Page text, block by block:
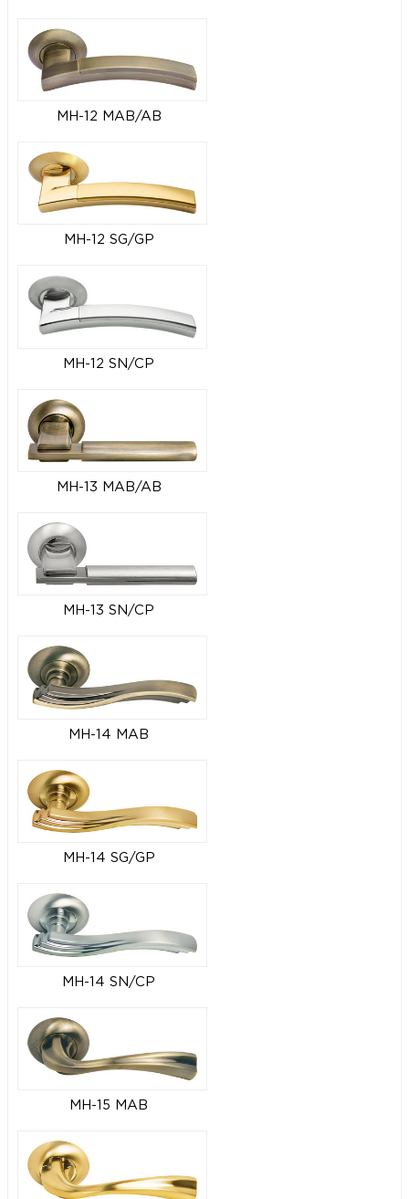
MH-12 MAB/AB
MH-12 SG/GP
MH-12 SN/CP
MH-13 MAB/AB
MH-13 SN/CP
MH-14 MAB
MH-14 SG/GP
MH-14 SN/CP
MH-15 MAB